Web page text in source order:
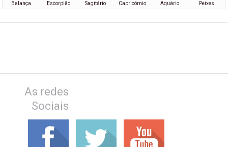
Balança Escorpião Sagitário Capricórnio Aquário Peixes
As redes
Sociais